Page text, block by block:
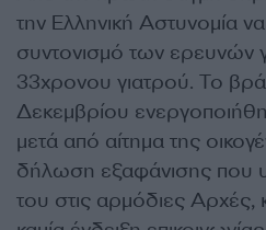
την Ελληνική Αστυνομία
συντονισμό των ερευνών
33χρονου γιατρού. Το
Δεκεμβρίου
μετά από αίτημα της
δήλωση εξαφάνισης που
του στις αρμόδιες